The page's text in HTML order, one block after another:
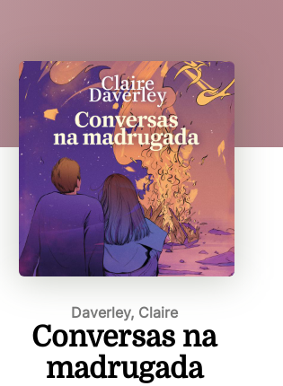
Daverley, Claire
Conversas na
madrugada